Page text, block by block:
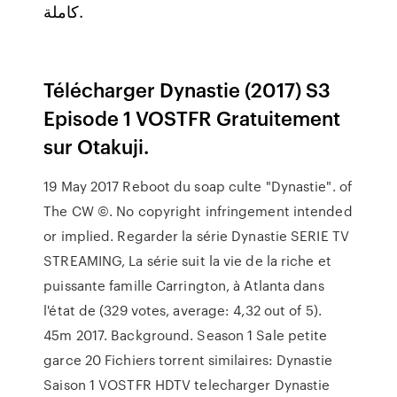
كاملة.
Télécharger Dynastie (2017) S3
Episode 1 VOSTFR Gratuitement
sur Otakuji.
19 May 2017 Reboot du soap culte "Dynastie". of
The CW ©. No copyright infringement intended
or implied. Regarder la série Dynastie SERIE TV
STREAMING, La série suit la vie de la riche et
puissante famille Carrington, à Atlanta dans
l'état de (329 votes, average: 4,32 out of 5).
45m 2017. Background. Season 1 Sale petite
garce 20 Fichiers torrent similaires: Dynastie
Saison 1 VOSTFR HDTV telecharger Dynastie